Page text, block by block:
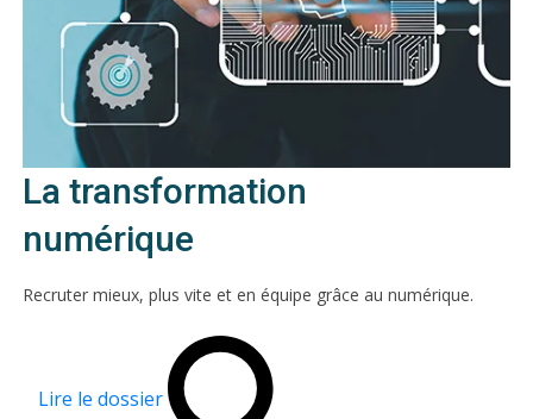
La transformation
numérique
Recruter mieux, plus vite et en équipe grâce au numérique.
Lire le dossier